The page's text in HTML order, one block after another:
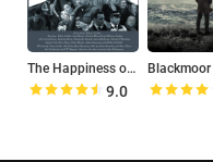
The Happiness of Larry
9.0
Blackmoor